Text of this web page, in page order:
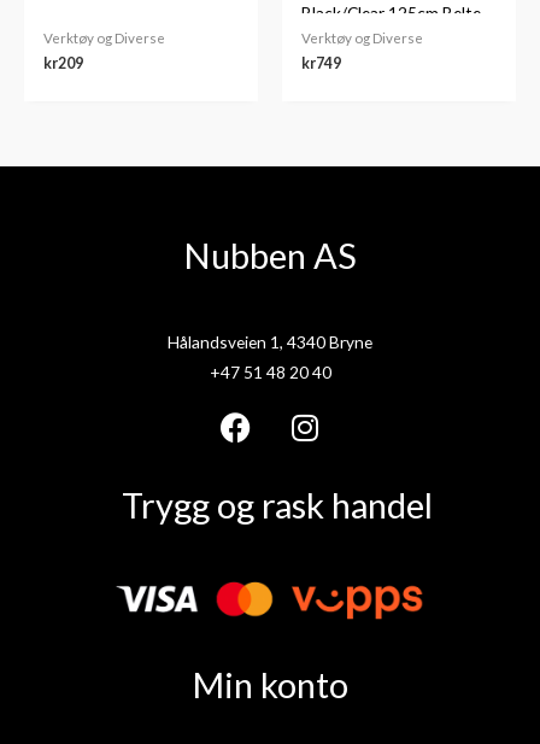
Verktøy og Diverse
kr209
Black/Clear 125cm Belte
Verktøy og Diverse
kr749
Nubben AS
Hålandsveien 1, 4340 Bryne
+47 51 48 20 40
F
c
b
o
I
s
g
m
Trygg og rask handel
Min konto